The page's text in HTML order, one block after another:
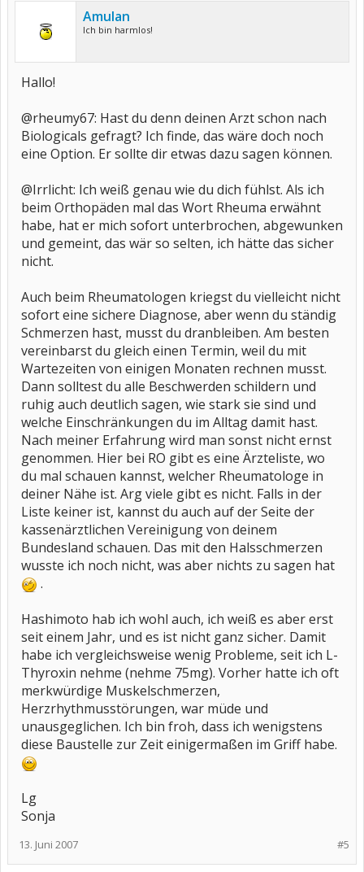
Amulan
Ich bin harmlos!
Hallo!
@rheumy67: Hast du denn deinen Arzt schon nach
Biologicals gefragt? Ich finde, das wäre doch noch
eine Option. Er sollte dir etwas dazu sagen können.
@Irrlicht: Ich weiß genau wie du dich fühlst. Als ich
beim Orthopäden mal das Wort Rheuma erwähnt
habe, hat er mich sofort unterbrochen, abgewunken
und gemeint, das wär so selten, ich hätte das sicher
nicht.
Auch beim Rheumatologen kriegst du vielleicht nicht
sofort eine sichere Diagnose, aber wenn du ständig
Schmerzen hast, musst du dranbleiben. Am besten
vereinbarst du gleich einen Termin, weil du mit
Wartezeiten von einigen Monaten rechnen musst.
Dann solltest du alle Beschwerden schildern und
ruhig auch deutlich sagen, wie stark sie sind und
welche Einschränkungen du im Alltag damit hast.
Nach meiner Erfahrung wird man sonst nicht ernst
genommen. Hier bei RO gibt es eine Ärzteliste, wo
du mal schauen kannst, welcher Rheumatologe in
deiner Nähe ist. Arg viele gibt es nicht. Falls in der
Liste keiner ist, kannst du auch auf der Seite der
kassenärztlichen Vereinigung von deinem
Bundesland schauen. Das mit den Halsschmerzen
wusste ich noch nicht, was aber nichts zu sagen hat
.
Hashimoto hab ich wohl auch, ich weiß es aber erst
seit einem Jahr, und es ist nicht ganz sicher. Damit
habe ich vergleichsweise wenig Probleme, seit ich L-
Thyroxin nehme (nehme 75mg). Vorher hatte ich oft
merkwürdige Muskelschmerzen,
Herzrhythmusstörungen, war müde und
unausgeglichen. Ich bin froh, dass ich wenigstens
diese Baustelle zur Zeit einigermaßen im Griff habe.
Lg
Sonja
#5
13. Juni 2007